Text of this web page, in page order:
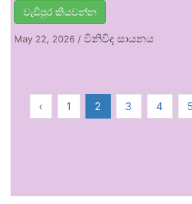
වැඩිපුර කියවන්න
May 22, 2026 / විනිවිද සායනය
‹ 1 2 3 4 5